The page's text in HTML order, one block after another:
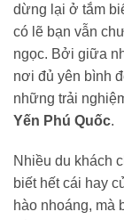
dừng lại ở tắm
có lẽ bạn vẫn
ngọc. Bởi giữa
nơi đủ yên bình
những trải
Yến Phú Quốc.
Nhiều du khách
biết hết cái hay
hào nhoáng, mà